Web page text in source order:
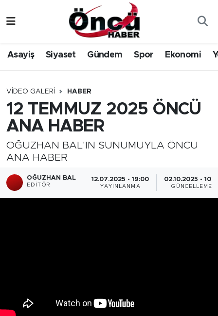
Asayiş Siyaset Gündem Spor Ekonomi
VIDEO GALERI HABER
12 TEMMUZ 2025 ÖNCÜ
ANA HABER
OĞUZHAN BAL'IN SUNUMUYLA ÖNCÜ
ANA HABER
OĞUZHAN BAL
EDITÖR
12.07.2025 - 19:00
YAYINLANMA
02.10.2025 -
GÜNCELLEME
Gündem
Sağlık & Çevre
Spor
Yerel Haber
Öncü Radyo Dinle
Düzce Nöbetçi Eczaneler
Düzce Hava Durumu
Düzce Namaz Vakitleri
Düzce Trafik Yoğunluk Haritası
Tüm Manşetler
Son Dakika Haberleri